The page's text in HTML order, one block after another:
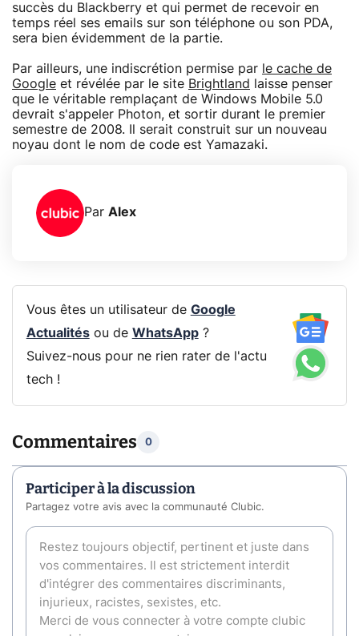
succès du Blackberry et qui permet de recevoir en
temps réel ses emails sur son téléphone ou son PDA,
sera bien évidemment de la partie.
Par ailleurs, une indiscrétion permise par le cache de
Google et révélée par le site Brightland
laisse penser
que le véritable remplaçant de Windows Mobile 5.0
devrait s'appeler Photon, et sortir durant le premier
semestre de 2008. Il serait construit sur un nouveau
noyau dont le nom de code est Yamazaki.
Par Alex
Vous êtes un utilisateur de Google
Actualitésou de WhatsApp?
Suivez-nous pour ne rien rater de l'actu
tech !
Commentaires 0
Participer à la discussion
Partagez votre avis avec la communauté Clubic.